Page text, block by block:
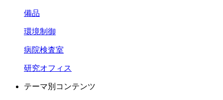
備品
環境制御
病院検査室
研究オフィス
テーマ別コンテンツ